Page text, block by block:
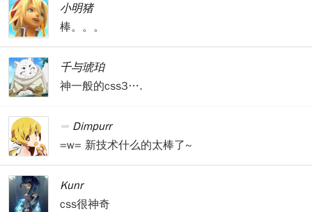
小明猪
棒。。。
千与琥珀
神一般的css3….
Dimpurr
=w= 新技术什么的太棒了~
Kunr
css很神奇